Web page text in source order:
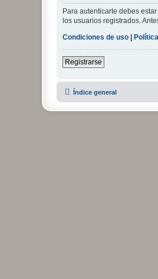
Para autenticarte debes
los usuarios registrados.
Condiciones de uso
Registrarse
Índice general